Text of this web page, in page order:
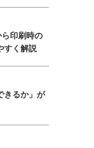
印刷時の
すく解説
きるか」が